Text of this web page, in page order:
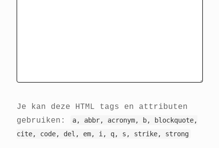
Je kan deze HTML tags en attributen
gebruiken:
a, abbr, acronym, b, blockquote,
cite, code, del, em, i, q, s, strike, strong